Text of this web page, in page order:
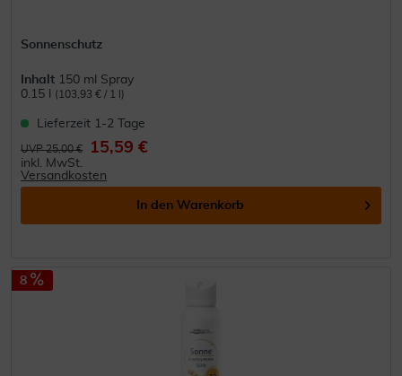
Sonnenschutz
Inhalt 150 ml Spray
0.15 l
(103,93 € / 1 l)
Lieferzeit 1-2 Tage
UVP 25,00 € 15,59 €
inkl. MwSt.
Versandkosten
In den Warenkorb
8